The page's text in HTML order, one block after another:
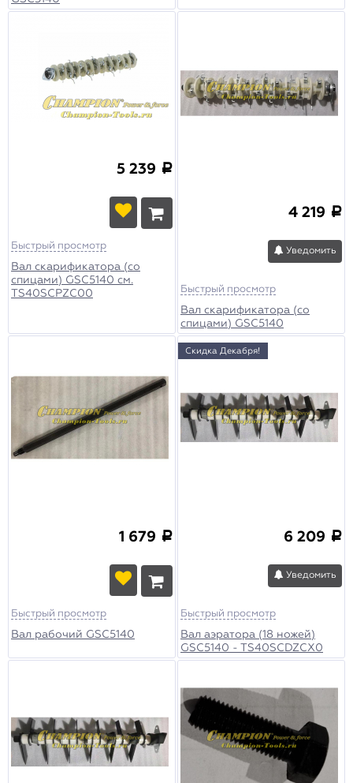
5 239 a
Быстрый просмотр
Вал скарификатора (со
спицами) GSC5140 см.
TS40SCPZC00
4 219 a
Уведомить
Быстрый просмотр
Вал скарификатора (со
спицами) GSC5140
1 679 a
Быстрый просмотр
Вал рабочий GSC5140
Скидка Декабря!
6 209 a
Уведомить
Быстрый просмотр
Вал аэратора (18 ножей)
GSC5140 - TS40SCDZCX0